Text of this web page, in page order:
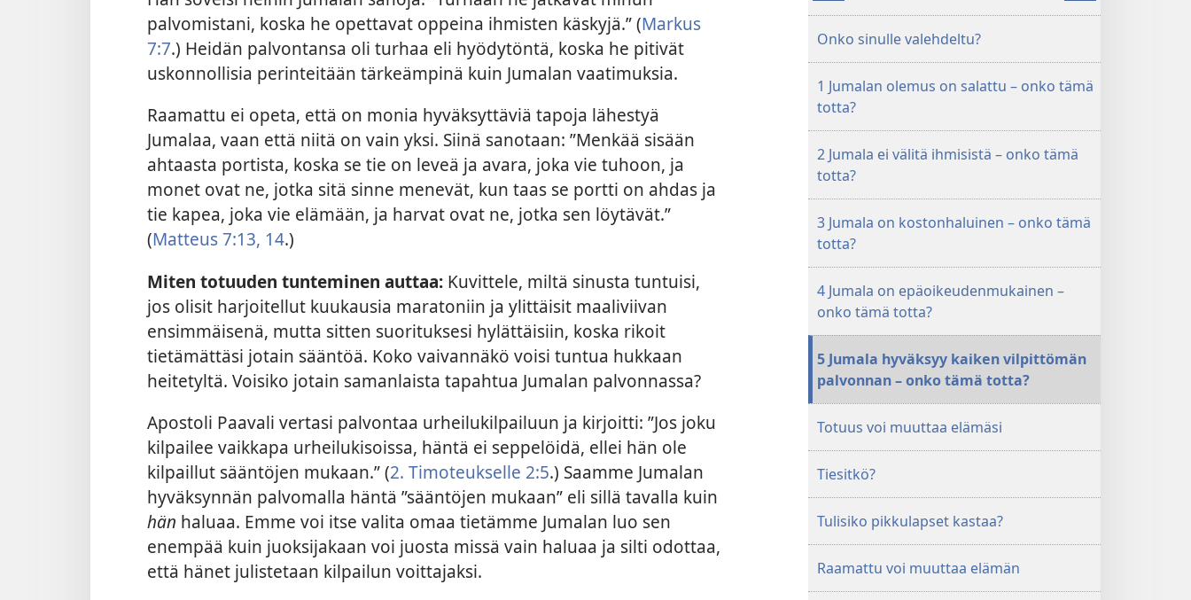
palvomistani, koska he opettavat oppeina ihmisten käskyjä.” (Markus
7:7.) Heidän palvontansa oli turhaa eli hyödytöntä, koska he pitivät
uskonnollisia perinteitään tärkeämpinä kuin Jumalan vaatimuksia.
Raamattu ei opeta, että on monia hyväksyttäviä tapoja lähestyä
Jumalaa, vaan että niitä on vain yksi. Siinä sanotaan: ”Menkää sisään
ahtaasta portista, koska se tie on leveä ja avara, joka vie tuhoon, ja
monet ovat ne, jotka sitä sinne menevät, kun taas se portti on ahdas ja
tie kapea, joka vie elämään, ja harvat ovat ne, jotka sen löytävät.”
(Matteus 7:13, 14.)
Miten totuuden tunteminen auttaa: Kuvittele, miltä sinusta tuntuisi,
jos olisit harjoitellut kuukausia maratoniin ja ylittäisit maaliviivan
ensimmäisenä, mutta sitten suorituksesi hylättäisiin, koska rikoit
tietämättäsi jotain sääntöä. Koko vaivannäkö voisi tuntua hukkaan
heitetyltä. Voisiko jotain samanlaista tapahtua Jumalan palvonnassa?
Apostoli Paavali vertasi palvontaa urheilukilpailuun ja kirjoitti: ”Jos joku
kilpailee vaikkapa urheilukisoissa, häntä ei seppelöidä, ellei hän ole
kilpaillut sääntöjen mukaan.” (2. Timoteukselle 2:5.) Saamme Jumalan
hyväksynnän palvomalla häntä ”sääntöjen mukaan” eli sillä tavalla kuin
hän haluaa. Emme voi itse valita omaa tietämme Jumalan luo sen
enempää kuin juoksijakaan voi juosta missä vain haluaa ja silti odottaa,
että hänet julistetaan kilpailun voittajaksi.
Onko sinulle valehdeltu?
1 Jumalan olemus on salattu – onko tämä
totta?
2 Jumala ei välitä ihmisistä – onko tämä
totta?
3 Jumala on kostonhaluinen – onko tämä
totta?
4 Jumala on epäoikeudenmukainen –
onko tämä totta?
5 Jumala hyväksyy kaiken vilpittömän
palvonnan – onko tämä totta?
Totuus voi muuttaa elämäsi
Tiesitkö?
Tulisiko pikkulapset kastaa?
Raamattu voi muuttaa elämän